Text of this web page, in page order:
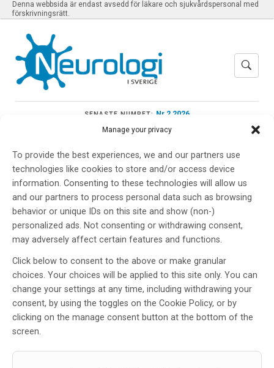
Manage your privacy
To provide the best experiences, we and our partners use
technologies like cookies to store and/or access device
information. Consenting to these technologies will allow us
and our partners to process personal data such as browsing
behavior or unique IDs on this site and show (non-)
personalized ads. Not consenting or withdrawing consent,
may adversely affect certain features and functions.
Click below to consent to the above or make granular
choices. Your choices will be applied to this site only. You can
change your settings at any time, including withdrawing your
consent, by using the toggles on the Cookie Policy, or by
clicking on the manage consent button at the bottom of the
screen.
Denna webbsida är endast avsedd för läkare och sjukvårdspersonal med
förskrivningsrätt.
SENASTE NUMRET: Nr 2 2026
Meny
SOMMA 2026
Redaktionen